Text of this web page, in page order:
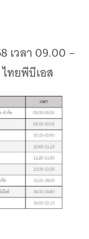
เวลา 09.00 –
ทยพีบีเอส